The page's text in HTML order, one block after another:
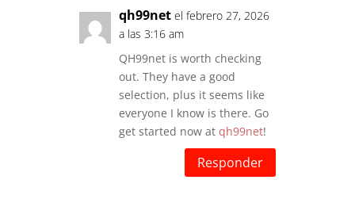
qh99net el febrero 27, 2026
a las 3:16 am
QH99net is worth checking
out. They have a good
selection, plus it seems like
everyone I know is there. Go
get started now at qh99net!
Responder